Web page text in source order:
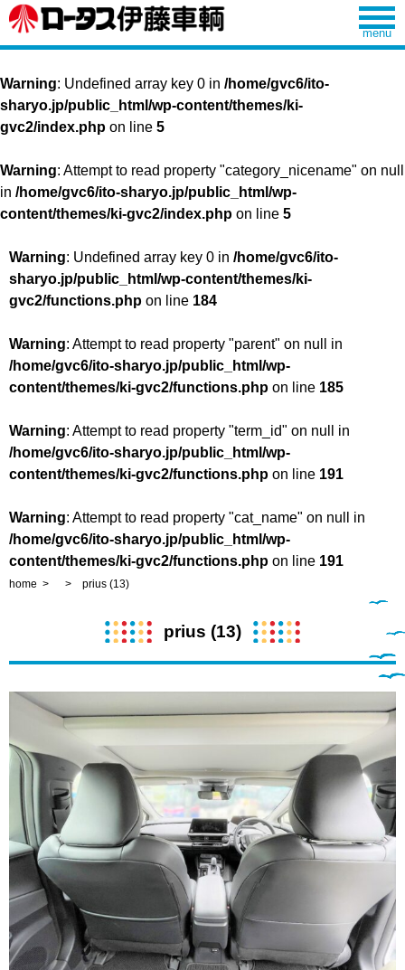
Warning: Undefined array key 0 in /home/gvc6/ito-
sharyo.jp/public_html/wp-content/themes/ki-
gvc2/index.php on line 5
Warning: Attempt to read property "category_nicename" on null
in /home/gvc6/ito-sharyo.jp/public_html/wp-
content/themes/ki-gvc2/index.php on line 5
Warning: Undefined array key 0 in /home/gvc6/ito-
sharyo.jp/public_html/wp-content/themes/ki-
gvc2/functions.php on line 184
Warning: Attempt to read property "parent" on null in
/home/gvc6/ito-sharyo.jp/public_html/wp-
content/themes/ki-gvc2/functions.php on line 185
Warning: Attempt to read property "term_id" on null in
/home/gvc6/ito-sharyo.jp/public_html/wp-
content/themes/ki-gvc2/functions.php on line 191
Warning: Attempt to read property "cat_name" on null in
/home/gvc6/ito-sharyo.jp/public_html/wp-
content/themes/ki-gvc2/functions.php on line 191
home prius (13)
prius (13)